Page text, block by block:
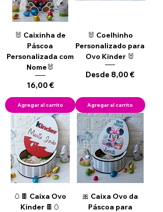
🐰 Caixinha de
Páscoa
Personalizada com
Nome🐰
Precio
16,00 €
Agregar al carrito
🐰 Coelhinho
Personalizado para
Ovo Kinder 🐰
Desde 8,00 €
Precio de oferta
Agregar al carrito
🥚🍫 Caixa Ovo
Kinder 🍫🥚
🎀 Caixa Ovo da
Páscoa para